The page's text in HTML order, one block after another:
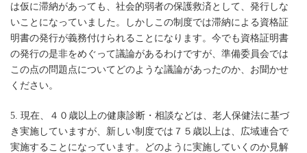
は仮に滞納があっても、社会的弱者の保護救済として、発行しな
いことになっていました。しかしこの制度では滞納による資格証
明書の発行が義務付けられることになります。今でも資格証明書
の発行の是非をめぐって議論があるわけですが、準備委員会では
この点の問題点についてどのような議論があったのか、お聞かせ
ください。
5. 現在、４０歳以上の健康診断・相談などは、老人保健法に基づ
き実施していますが、新しい制度では７５歳以上は、広域連合で
実施することになっています。どのように実施していくのか見解